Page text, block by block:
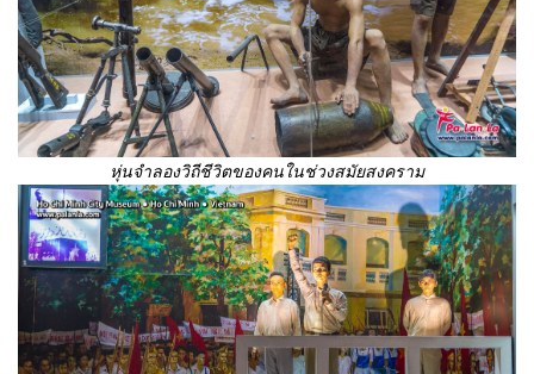
หุ่นจำลองวิถีชีวิตของคนในช่วงสมัยสงคราม